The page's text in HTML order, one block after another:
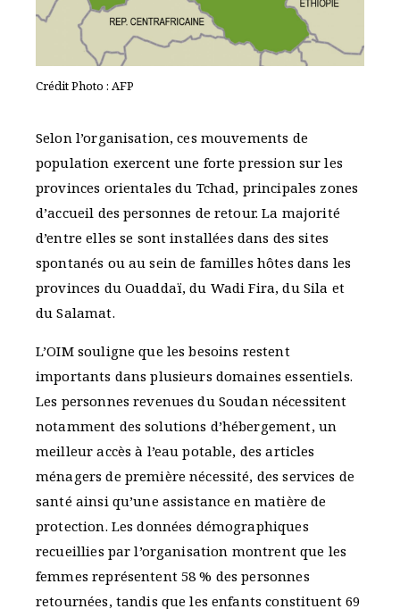
Crédit Photo : AFP
Selon l’organisation, ces mouvements de
population exercent une forte pression sur les
provinces orientales du Tchad, principales zones
d’accueil des personnes de retour. La majorité
d’entre elles se sont installées dans des sites
spontanés ou au sein de familles hôtes dans les
provinces du Ouaddaï, du Wadi Fira, du Sila et
du Salamat.
L’OIM souligne que les besoins restent
importants dans plusieurs domaines essentiels.
Les personnes revenues du Soudan nécessitent
notamment des solutions d’hébergement, un
meilleur accès à l’eau potable, des articles
ménagers de première nécessité, des services de
santé ainsi qu’une assistance en matière de
protection. Les données démographiques
recueillies par l’organisation montrent que les
femmes représentent 58 % des personnes
retournées, tandis que les enfants constituent 69